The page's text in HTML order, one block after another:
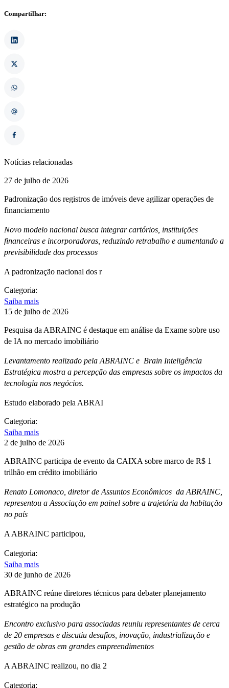
Compartilhar:
Notícias relacionadas
27 de julho de 2026
Padronização dos registros de imóveis deve agilizar operações de
financiamento
Novo modelo nacional busca integrar cartórios, instituições
financeiras e incorporadoras, reduzindo retrabalho e aumentando a
previsibilidade dos processos
A padronização nacional dos r
Categoria:
Saiba mais
15 de julho de 2026
Pesquisa da ABRAINC é destaque em análise da Exame sobre uso
de IA no mercado imobiliário
Levantamento realizado pela ABRAINC e Brain Inteligência
Estratégica mostra a percepção das empresas sobre os impactos da
tecnologia nos negócios.
Estudo elaborado pela ABRAI
Categoria:
Saiba mais
2 de julho de 2026
ABRAINC participa de evento da CAIXA sobre marco de R$ 1
trilhão em crédito imobiliário
Renato Lomonaco, diretor de Assuntos Econômicos da ABRAINC,
representou a Associação em painel sobre a trajetória da habitação
no país
A ABRAINC participou,
Categoria:
Saiba mais
30 de junho de 2026
ABRAINC reúne diretores técnicos para debater planejamento
estratégico na produção
Encontro exclusivo para associadas reuniu representantes de cerca
de 20 empresas e discutiu desafios, inovação, industrialização e
gestão de obras em grandes empreendimentos
A ABRAINC realizou, no dia 2
Categoria: